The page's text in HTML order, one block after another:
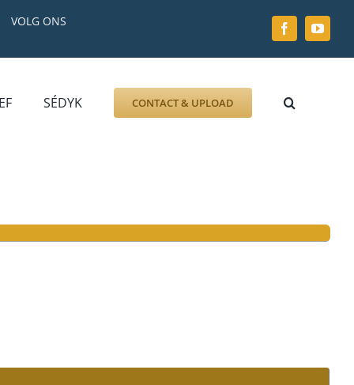
VOLG ONS
GRAFZERK
ALLLES
SÉDYK CONTACT & UPLOAD